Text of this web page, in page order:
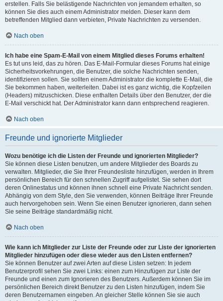
erstellen. Falls Sie belästigende Nachrichten von jemandem erhalten, so
können Sie dies auch einem Administrator melden. Dieser kann dem
betreffenden Mitglied dann verbieten, Private Nachrichten zu versenden.
Nach oben
Ich habe eine Spam-E-Mail von einem Mitglied dieses Forums erhalten!
Es tut uns leid, das zu hören. Das E-Mail-Formular dieses Forums hat einige
Sicherheitsvorkehrungen, die Benutzer, die solche Nachrichten senden,
identifizieren sollen. Sie sollten einem Administrator die komplette E-Mail, die
Sie bekommen haben, weiterleiten. Dabei ist es ganz wichtig, die Kopfzeilen
(Headers) mitzuschicken. Diese enthalten Details über den Benutzer, der die
E-Mail verschickt hat. Der Administrator kann dann entsprechend reagieren.
Nach oben
Freunde und ignorierte Mitglieder
Wozu benötige ich die Listen der Freunde und ignorierten Mitglieder?
Sie können diese Listen benutzen, um andere Mitglieder des Boards zu
verwalten. Mitglieder, die Sie Ihrer Freundesliste hinzufügen, werden in Ihrem
persönlichen Bereich für den schnellen Zugriff aufgelistet. Sie sehen dort
deren Onlinestatus und können ihnen schnell eine Private Nachricht senden.
Abhängig von dem Style, den Sie verwenden, können Beiträge Ihrer Freunde
auch hervorgehoben sein. Wenn Sie einen Benutzer ignorieren, dann sehen
Sie seine Beiträge standardmäßig nicht.
Nach oben
Wie kann ich Mitglieder zur Liste der Freunde oder zur Liste der ignorierten
Mitglieder hinzufügen oder diese wieder aus den Listen entfernen?
Sie können Benutzer auf zwei Arten auf diese Listen setzen: In jedem
Benutzerprofil sehen Sie zwei Links: einen zum Hinzufügen zur Liste der
Freunde und einen zum Ignorieren des Benutzers. Außerdem können Sie im
persönlichen Bereich direkt Benutzer zu den Listen hinzufügen, indem Sie
deren Benutzernamen eingeben. An gleicher Stelle können Sie sie auch